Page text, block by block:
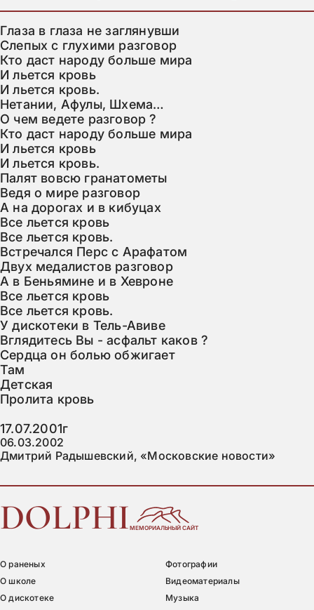
Глаза в глаза не заглянувши
Слепых с глухими разговор
Кто даст народу больше мира
И льется кровь
И льется кровь.
Нетании, Афулы, Шхема…
О чем ведете разговор ?
Кто даст народу больше мира
И льется кровь
И льется кровь.
Палят вовсю гранатометы
Ведя о мире разговор
А на дорогах и в кибуцах
Все льется кровь
Все льется кровь.
Встречался Перс с Арафатом
Двух медалистов разговор
А в Беньямине и в Хевроне
Все льется кровь
Все льется кровь.
У дискотеки в Тель-Авиве
Вглядитесь Вы - асфальт каков ?
Сердца он болью обжигает
Там
Детская
Пролита кровь
17.07.2001г
06.03.2002
Дмитрий Радышевский, «Московские новости»
DOLPHIМЕМОРИАЛЬНЫЙ САЙТ
О раненых
О школе
О дискотеке
Фотографии
Видеоматериалы
Музыка